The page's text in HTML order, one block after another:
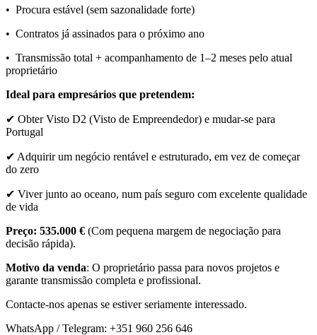
• Procura estável (sem sazonalidade forte)
• Contratos já assinados para o próximo ano
• Transmissão total + acompanhamento de 1–2 meses pelo atual
proprietário
Ideal para empresários que pretendem:
✔ Obter Visto D2 (Visto de Empreendedor) e mudar-se para
Portugal
✔ Adquirir um negócio rentável e estruturado, em vez de começar
do zero
✔ Viver junto ao oceano, num país seguro com excelente qualidade
de vida
Preço: 535.000 € (Com pequena margem de negociação para
decisão rápida).
Motivo da venda: O proprietário passa para novos projetos e
garante transmissão completa e profissional.
Contacte-nos apenas se estiver seriamente interessado.
WhatsApp / Telegram: +351 960 256 646